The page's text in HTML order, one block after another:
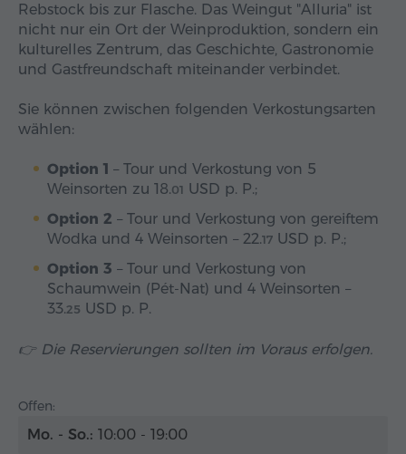
Rebstock bis zur Flasche. Das Weingut "Alluria" ist
nicht nur ein Ort der Weinproduktion, sondern ein
kulturelles Zentrum, das Geschichte, Gastronomie
und Gastfreundschaft miteinander verbindet.
Sie können zwischen folgenden Verkostungsarten
wählen:
Option 1 – Tour und Verkostung von 5
Weinsorten zu 18.01 USD p. P.;
Option 2 – Tour und Verkostung von gereiftem
Wodka und 4 Weinsorten – 22.17 USD p. P.;
Option 3 – Tour und Verkostung von
Schaumwein (Pét-Nat) und 4 Weinsorten –
33.25 USD p. P.
👉 Die Reservierungen sollten im Voraus erfolgen.
Offen:
Mo. - So.: 10:00 - 19:00